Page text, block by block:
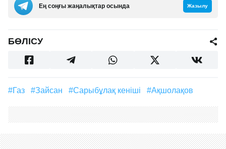
Ең соңғы жаңалықтар осында Жазылу
БӨЛІСУ
#газ #Зайсан #Сарыбұлақ кеніші #Ақшолақов